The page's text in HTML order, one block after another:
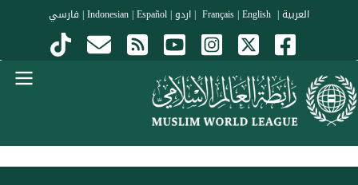
تجاوز إلى المحتوى الرئيسي
العربية|
|English
| اردو|
Indonesian |Español
| فارسي